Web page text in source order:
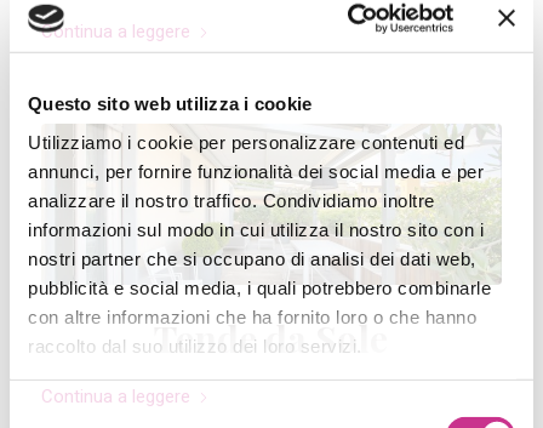
Questo sito web utilizza i cookie
Utilizziamo i cookie per personalizzare contenuti ed
annunci, per fornire funzionalità dei social media e per
analizzare il nostro traffico. Condividiamo inoltre
informazioni sul modo in cui utilizza il nostro sito con i
nostri partner che si occupano di analisi dei dati web,
pubblicità e social media, i quali potrebbero combinarle
con altre informazioni che ha fornito loro o che hanno
raccolto dal suo utilizzo dei loro servizi.
Continua a leggere
Tende da Sole
Continua a leggere